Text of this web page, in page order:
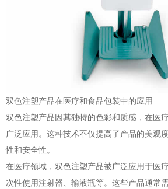
双色注塑产品在医疗和食品包装中的应用
双色注塑产品因其独特的色彩和质感，在医
广泛应用。这种技术不仅提高了产品的美观
性和安全性。
在医疗领域，双色注塑产品被广泛应用于医
次性使用注射器、输液瓶等。这些产品通常